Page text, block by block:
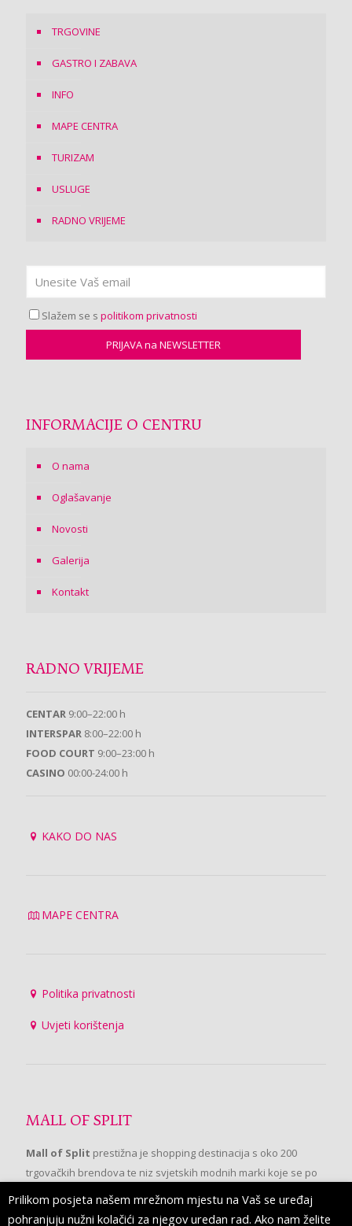
TRGOVINE
GASTRO I ZABAVA
INFO
MAPE CENTRA
TURIZAM
USLUGE
RADNO VRIJEME
Slažem se s politikom privatnosti
INFORMACIJE O CENTRU
O nama
Oglašavanje
Novosti
Galerija
Kontakt
RADNO VRIJEME
CENTAR 9:00–22:00 h
INTERSPAR 8:00–22:00 h
FOOD COURT 9:00–23:00 h
CASINO 00:00-24:00 h
KAKO DO NAS
MAPE CENTRA
Politika privatnosti
Uvjeti korištenja
MALL OF SPLIT
Mall of Split prestižna je shopping destinacija s oko 200
trgovačkih brendova te niz svjetskih modnih marki koje se po
prvi put pojavljuju u Splitu.
Prilikom posjeta našem mrežnom mjestu na Vaš se uređaj
pohranjuju nužni kolačići za njegov uredan rad. Ako nam želite